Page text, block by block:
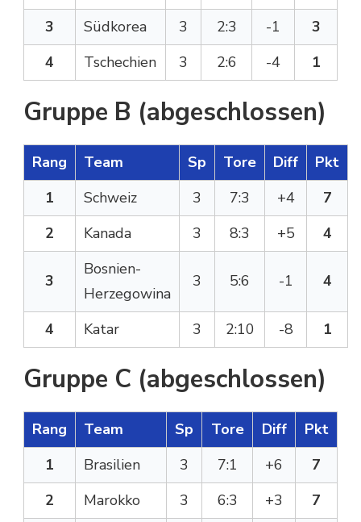
3
Südkorea 3 2:3 -1
3
4
Tschechien 3 2:6 -4 1
Gruppe B (abgeschlossen)
Rang Team Sp Tore Diff
Pkt
1
Schweiz 3 7:3 +4
7
2
Kanada 3 8:3 +5 4
3
Bosnien-
Herzegowina
3 5:6 -1 4
4 Katar 3 2:10 -8 1
Gruppe C (abgeschlossen)
Rang Team Sp Tore Diff
Pkt
1
Brasilien 3 7:1 +6
7
2
Marokko 3 6:3 +3
7